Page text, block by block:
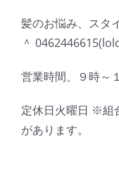
髪のお悩み、スタ
＾
営業時間、９時～
定休日火曜日 ※組
があります。